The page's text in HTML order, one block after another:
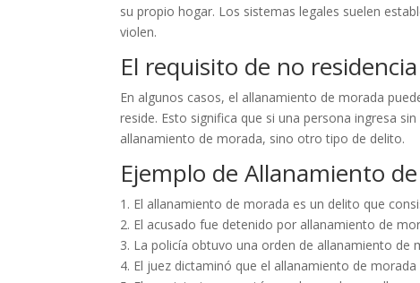
su propio hogar. Los sistemas legales suelen
violen.
El requisito de no residencia
En algunos casos, el allanamiento de morada
reside. Esto significa que si una persona ingresa
allanamiento de morada, sino otro tipo de delito.
Ejemplo de Allanamiento
1. El allanamiento de morada es un delito que
2. El acusado fue detenido por allanamiento de
3. La policía obtuvo una orden de allanamiento de
4. El juez dictaminó que el allanamiento de